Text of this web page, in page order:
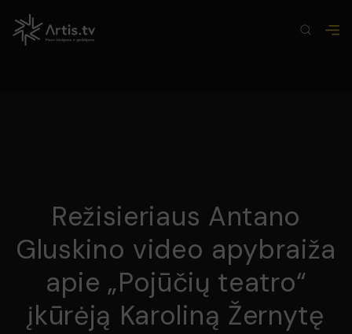
Režisieriaus Antano
Gluskino video apybraiža
apie „Pojūčių teatro“
įkūrėją Karoliną Žernytę